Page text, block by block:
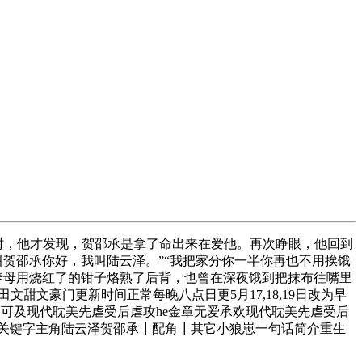
他才发现，贺邵承是拿了命出来在爱他。再次睁眼，他回到
邵承你好，我叫陆云泽。”“我把家分你一半你再也不用挨饿
用烧红了的钳子烙熟了后背，也曾在深夜饿到把抹布往嘴里
甜文豪门更新时间正常每晚八点日更5月17,18,19日改为早
及现代耽美先虐受后虐攻he金章无爱承欢现代耽美先虐受后
键字主角陆云泽贺邵承┃配角┃其它小狼崽一句话简介重生